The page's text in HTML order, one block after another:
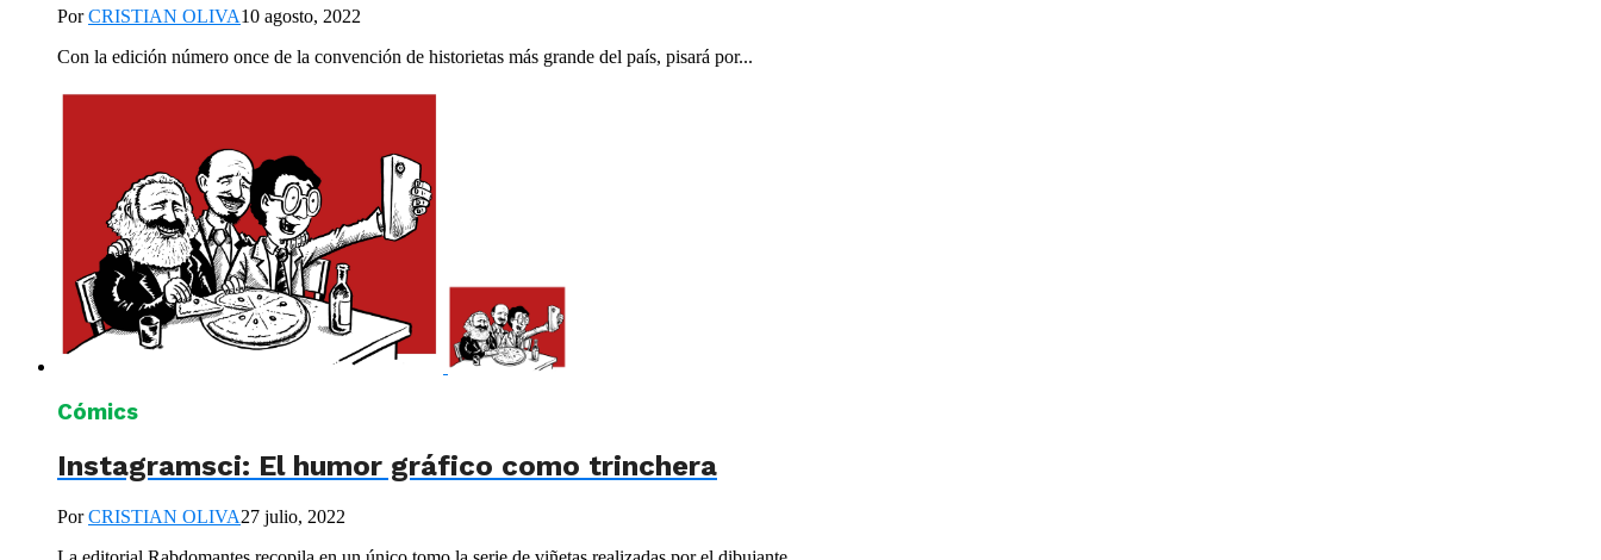
PorCRISTIAN OLIVA10 agosto, 2022
Con la edición número once de la convención de historietas más grande del país, pisará por...
Cómics
Instagramsci: El humor gráfico como trinchera
PorCRISTIAN OLIVA27 julio, 2022